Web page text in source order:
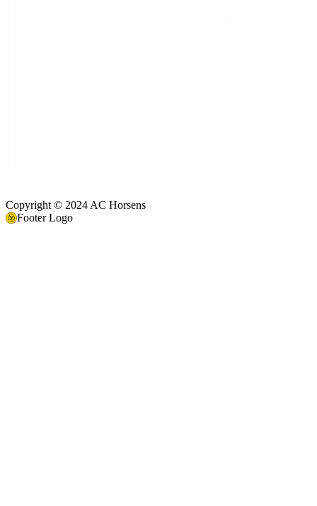
Copyright © 2024 AC Horsens
Footer Logo